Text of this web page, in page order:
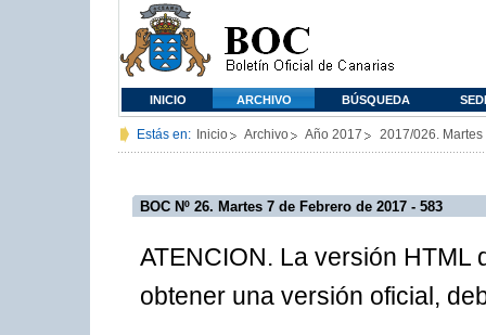
INICIO ARCHIVO BÚSQUEDA
Estás en: Inicio Archivo Año 2017 2017/026.
BOC Nº 26. Martes 7 de Febrero de 2017 - 583
ATENCION. La versión HTML
obtener una versión oficial,